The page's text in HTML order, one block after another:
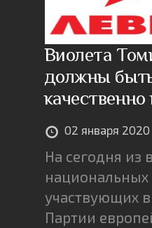
Виолета
должны
02 января 2020
На сегодня из
национальных
участвующих
Партии